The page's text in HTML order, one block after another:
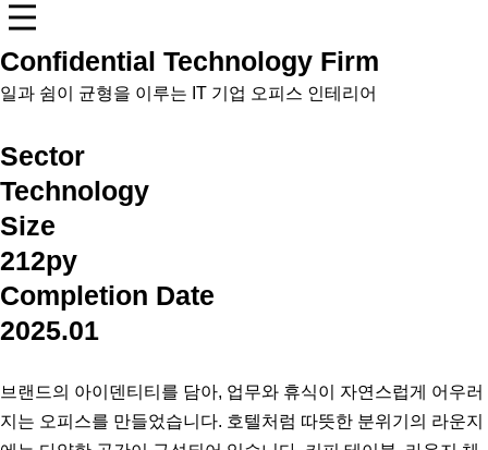
Confidential Technology Firm
일과 쉼이 균형을 이루는 IT 기업 오피스 인테리어
Sector
Technology
Size
212py
Completion Date
2025.01
브랜드의 아이덴티티를 담아, 업무와 휴식이 자연스럽게 어우러
지는 오피스를 만들었습니다. 호텔처럼 따뜻한 분위기의 라운지